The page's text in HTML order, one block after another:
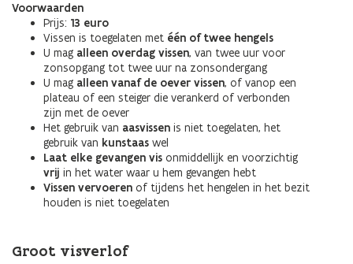
Voorwaarden
Prijs: 13 euro
Vissen is toegelaten met één of twee hengels
U mag alleen overdag vissen, van twee uur voor
zonsopgang tot twee uur na zonsondergang
U mag alleen vanaf de oever vissen, of vanop een
plateau of een steiger die verankerd of verbonden
zijn met de oever
Het gebruik van aasvissen is niet toegelaten, het
gebruik van kunstaas wel
Laat elke gevangen vis onmiddellijk en voorzichtig
vrij in het water waar u hem gevangen hebt
Vissen vervoeren of tijdens het hengelen in het bezit
houden is niet toegelaten
Groot visverlof